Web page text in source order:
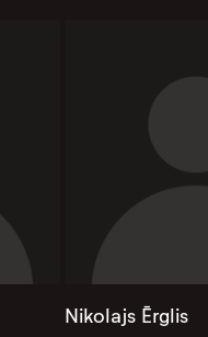
Nikolajs Ērglis